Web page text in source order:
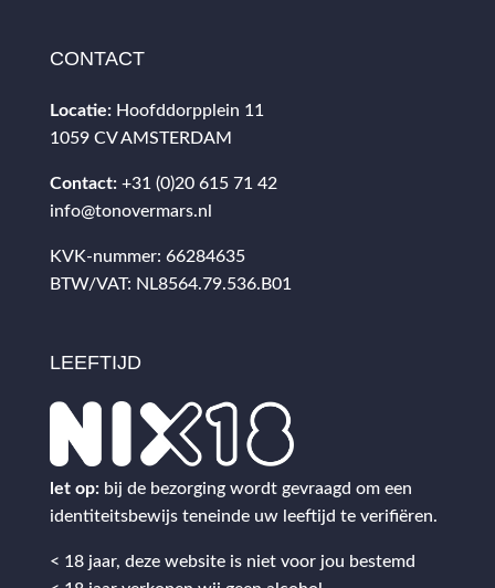
CONTACT
Locatie: Hoofddorpplein 11
1059 CV AMSTERDAM
Contact: +31 (0)20 615 71 42
info@tonovermars.nl
KVK-nummer: 66284635
BTW/VAT: NL8564.79.536.B01
LEEFTIJD
let op: bij de bezorging wordt gevraagd om een
identiteitsbewijs teneinde uw leeftijd te verifiëren.
< 18 jaar, deze website is niet voor jou bestemd